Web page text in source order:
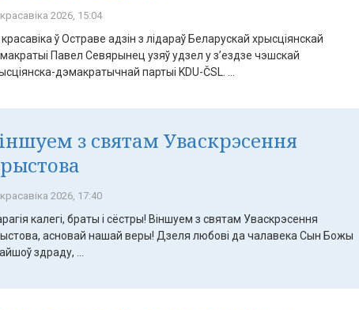
2026, 15:04
ў Остраве адзін з лідараў Беларускай хрысціянскай
Павел Севярынец узяў удзел у з’ездзе чэшскай
дэмакратычнай партыі KDU-ČSL. ...
з святам Уваскрэсення
2026, 17:40
калегі, браты і сёстры! Віншуем з святам Уваскрэсення
асновай нашай веры! Дзеля любові да чалавека Сын Божы
здраду, ...